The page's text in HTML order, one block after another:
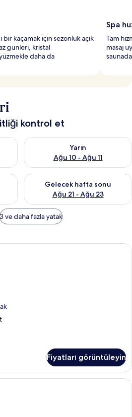
kaçamak için sezonluk açık
günleri, kristal
daha da
Spa
Tam
masaj
kontrol et
et Ağu 9 - Ağu 10
Yarın
Ağu 10 - Ağu 11
Yarın için müsaitliği kontrol et
kontrol et Ağu 14 - Ağu 16
Gelecek hafta sonu
Ağu 21 - Ağu 23
Önümüzdeki hafta sonu için
3 ve daha fazla yatak
Minibar, odada kasa, dizüstü
Fiyatları görüntüleyin
Minibar, odada kasa, dizüstü